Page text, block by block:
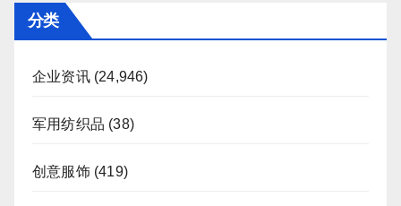
分类
企业资讯(24,946)
军用纺织品 (38)
创意服饰(419)